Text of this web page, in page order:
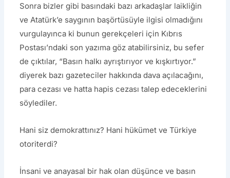
Sonra bizler gibi basındaki bazı arkadaşlar laikliğin
ve Atatürk’e saygının başörtüsüyle ilgisi olmadığını
vurgulayınca ki bunun gerekçeleri için Kıbrıs
Postası’ndaki son yazıma göz atabilirsiniz, bu sefer
de çıktılar, “Basın halkı ayrıştırıyor ve kışkırtıyor.”
diyerek bazı gazeteciler hakkında dava açılacağını,
para cezası ve hatta hapis cezası talep edeceklerini
söylediler.
Hani siz demokrattınız? Hani hükümet ve Türkiye
otoriterdi?
İnsani ve anayasal bir hak olan düşünce ve basın